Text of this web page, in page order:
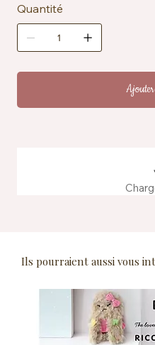
Certification : OEKO-
Lavable en machine à 30
Quantité
Ils pourraient aussi vous